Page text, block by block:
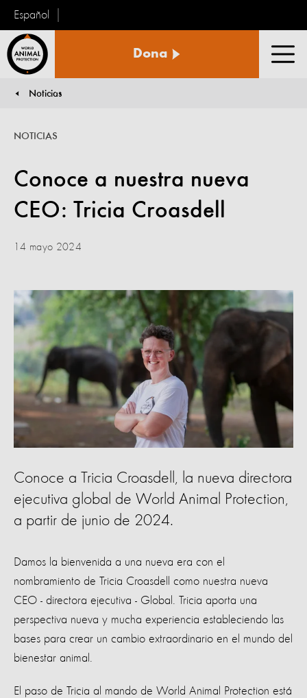
Español
Animal
Dona
Noticias
Conoce a nuestra nueva
CEO: Tricia Croasdell
NOTICIAS
14 mayo 2024
Conoce a Tricia Croasdell, la nueva directora
ejecutiva global de World Animal Protection,
a partir de junio de 2024.
Damos la bienvenida a una nueva era con el
nombramiento de Tricia Croasdell como nuestra nueva
CEO - directora ejecutiva - Global. Tricia aporta una
perspectiva nueva y mucha experiencia estableciendo las
bases para crear un cambio extraordinario en el mundo del
bienestar animal.
El paso de Tricia al mando de World Animal Protection está